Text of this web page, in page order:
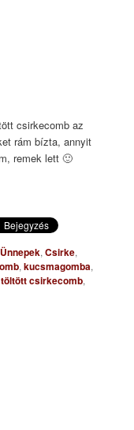
csirkecomb az
rám bízta, annyit
remek lett 🙂
,Csirke,
,kucsmagomba,
töltött csirkecomb,